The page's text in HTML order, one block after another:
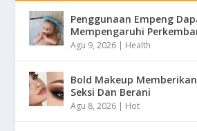
Penggunaan Empeng
Mempengaruhi
Agu 9, 2026 | Health
Bold Makeup
Seksi Dan Berani
Agu 8, 2026 | Hot